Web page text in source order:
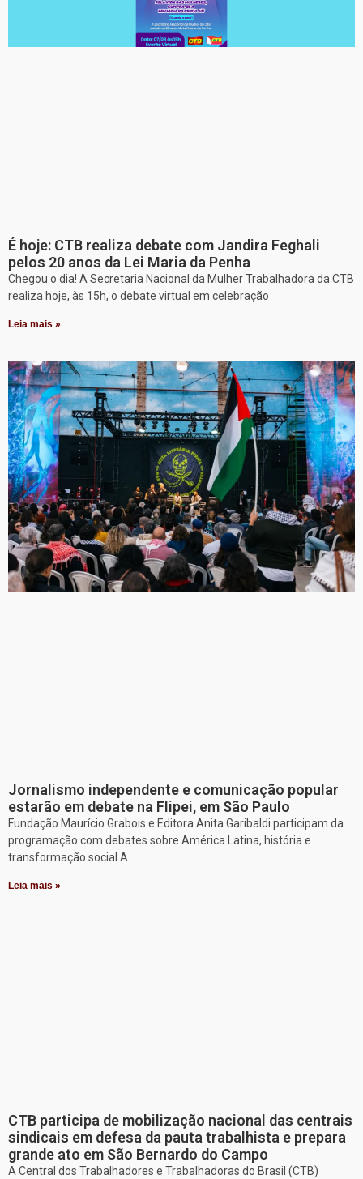
É hoje: CTB realiza debate com Jandira Feghali
pelos 20 anos da Lei Maria da Penha
Chegou o dia! A Secretaria Nacional da Mulher Trabalhadora da CTB
realiza hoje, às 15h, o debate virtual em celebração
Leia mais »
Jornalismo independente e comunicação popular
estarão em debate na Flipei, em São Paulo
Fundação Maurício Grabois e Editora Anita Garibaldi participam da
programação com debates sobre América Latina, história e
transformação social A
Leia mais »
CTB participa de mobilização nacional das centrais
sindicais em defesa da pauta trabalhista e prepara
grande ato em São Bernardo do Campo
A Central dos Trabalhadores e Trabalhadoras do Brasil (CTB)